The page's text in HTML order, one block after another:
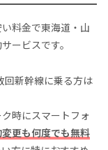
料金で東海道・山
ービスです。
回新幹線に乗る方は
時にスマートフォ
更も何度でも無料